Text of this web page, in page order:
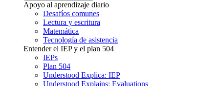
Apoyo al aprendizaje diario
Desafíos comunes
Lectura y escritura
Matemática
Tecnología de asistencia
Entender el IEP y el plan 504
IEPs
Plan 504
Understood Explica: IEP
Understood Explains: Evaluations